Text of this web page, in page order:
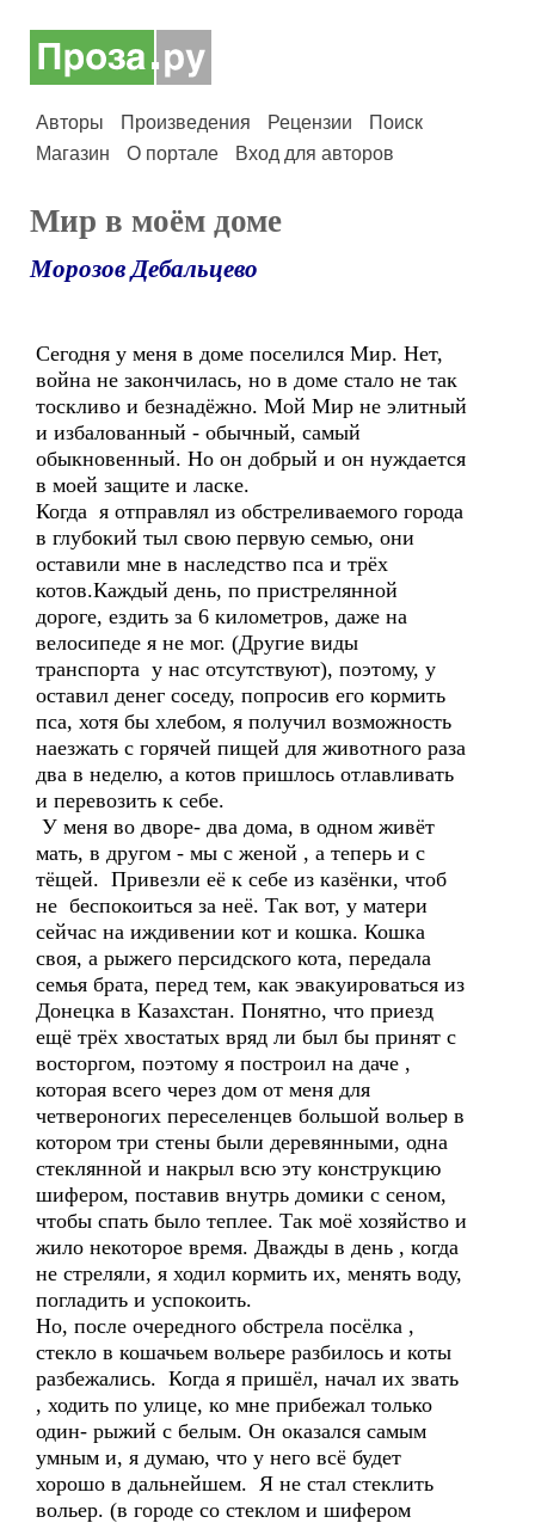
Авторы Произведения Рецензии
Поиск
Магазин
О портале Вход для авторов
Мир в моём доме
Морозов Дебальцево
Сегодня у меня в доме поселился Мир. Нет,
война не закончилась, но в доме стало не так
тоскливо и безнадёжно. Мой Мир не элитный
и избалованный - обычный, самый
обыкновенный. Но он добрый и он нуждается
в моей защите и ласке.
Когда я отправлял из обстреливаемого города
в глубокий тыл свою первую семью, они
оставили мне в наследство пса и трёх
котов.Каждый день, по пристрелянной
дороге, ездить за 6 километров, даже на
велосипеде я не мог. (Другие виды
транспорта у нас отсутствуют), поэтому, у
оставил денег соседу, попросив его кормить
пса, хотя бы хлебом, я получил возможность
наезжать с горячей пищей для животного раза
два в неделю, а котов пришлось отлавливать
и перевозить к себе.
У меня во дворе- два дома, в одном живёт
мать, в другом - мы с женой , а теперь и с
тёщей. Привезли её к себе из казёнки, чтоб
не беспокоиться за неё. Так вот, у матери
сейчас на иждивении кот и кошка. Кошка
своя, а рыжего персидского кота, передала
семья брата, перед тем, как эвакуироваться из
Донецка в Казахстан. Понятно, что приезд
ещё трёх хвостатых вряд ли был бы принят с
восторгом, поэтому я построил на даче ,
которая всего через дом от меня для
четвероногих переселенцев большой вольер в
котором три стены были деревянными, одна
стеклянной и накрыл всю эту конструкцию
шифером, поставив внутрь домики с сеном,
чтобы спать было теплее. Так моё хозяйство и
жило некоторое время. Дважды в день , когда
не стреляли, я ходил кормить их, менять воду,
погладить и успокоить.
Но, после очередного обстрела посёлка ,
стекло в кошачьем вольере разбилось и коты
разбежались. Когда я пришёл, начал их звать
, ходить по улице, ко мне прибежал только
один- рыжий с белым. Он оказался самым
умным и, я думаю, что у него всё будет
хорошо в дальнейшем. Я не стал стеклить
вольер. (в городе со стеклом и шифером